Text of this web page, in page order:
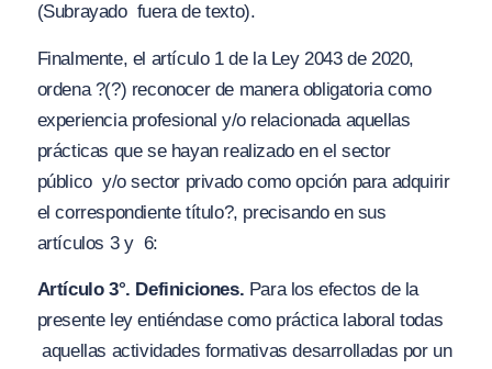
(Subrayado fuera de texto).
Finalmente, el artículo 1 de la Ley 2043 de 2020,
ordena ?(?) reconocer de manera obligatoria como
experiencia profesional y/o relacionada aquellas
prácticas que se hayan realizado en el sector
público y/o sector privado como opción para adquirir
el correspondiente título?, precisando en sus
artículos 3 y 6:
Artículo 3°. Definiciones. Para los efectos de la
presente ley entiéndase como práctica laboral todas
aquellas actividades formativas desarrolladas por un